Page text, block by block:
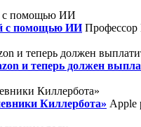
с помощью ИИПрофессор
и теперь должен
Киллербота» Apple